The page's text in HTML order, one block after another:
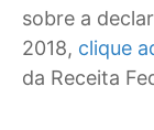
sobre a
2018, clique
da Receita